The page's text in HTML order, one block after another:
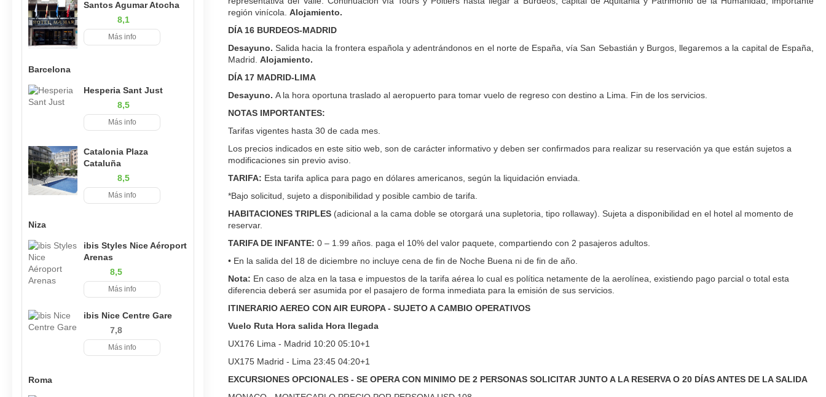
región vinícola. Alojamiento.
DÍA 16 BURDEOS-MADRID
Desayuno. Salida hacia la frontera española y adentrándonos en el norte de España, vía San Sebastián y Burgos, llegaremos a la capital de España,
Madrid. Alojamiento.
DÍA 17 MADRID-LIMA
Desayuno. A la hora oportuna traslado al aeropuerto para tomar vuelo de regreso con destino a Lima. Fin de los servicios.
NOTAS IMPORTANTES:
Tarifas vigentes hasta 30 de cada mes.
Los precios indicados en este sitio web, son de carácter informativo y deben ser confirmados para realizar su reservación ya que están sujetos a
modificaciones sin previo aviso.
TARIFA: Esta tarifa aplica para pago en dólares americanos, según la liquidación enviada.
*Bajo solicitud, sujeto a disponibilidad y posible cambio de tarifa.
HABITACIONES TRIPLES (adicional a la cama doble se otorgará una supletoria, tipo rollaway). Sujeta a disponibilidad en el hotel al momento de
reservar.
TARIFA DE INFANTE: 0 – 1.99 años. paga el 10% del valor paquete, compartiendo con 2 pasajeros adultos.
• En la salida del 18 de diciembre no incluye cena de fin de Noche Buena ni de fin de año.
Nota: En caso de alza en la tasa e impuestos de la tarifa aérea lo cual es política netamente de la aerolínea, existiendo pago parcial o total esta
diferencia deberá ser asumida por el pasajero de forma inmediata para la emisión de sus servicios.
ITINERARIO AEREO CON AIR EUROPA - SUJETO A CAMBIO OPERATIVOS
Vuelo Ruta Hora salida Hora llegada
UX176 Lima - Madrid 10:20 05:10+1
UX175 Madrid - Lima 23:45 04:20+1
EXCURSIONES OPCIONALES - SE OPERA CON MINIMO DE 2 PERSONAS SOLICITAR JUNTO A LA RESERVA O 20 DÍAS ANTES DE LA SALIDA
Santos Agumar Atocha
8,1
Más info
Barcelona
Hesperia Sant Just
8,5
Más info
Catalonia Plaza
Cataluña
8,5
Más info
Niza
ibis Styles Nice Aéroport
Arenas
8,5
Más info
ibis Nice Centre Gare
7,8
Más info
Roma